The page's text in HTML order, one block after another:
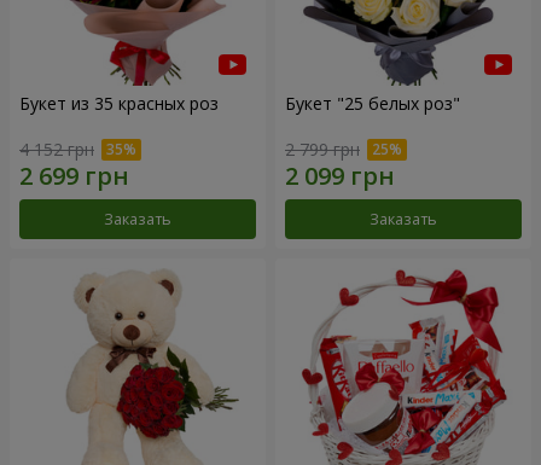
Букет из 35 красных роз
4 152 грн
Заказать
Букет "25 белых роз"
2 799 грн
Заказать